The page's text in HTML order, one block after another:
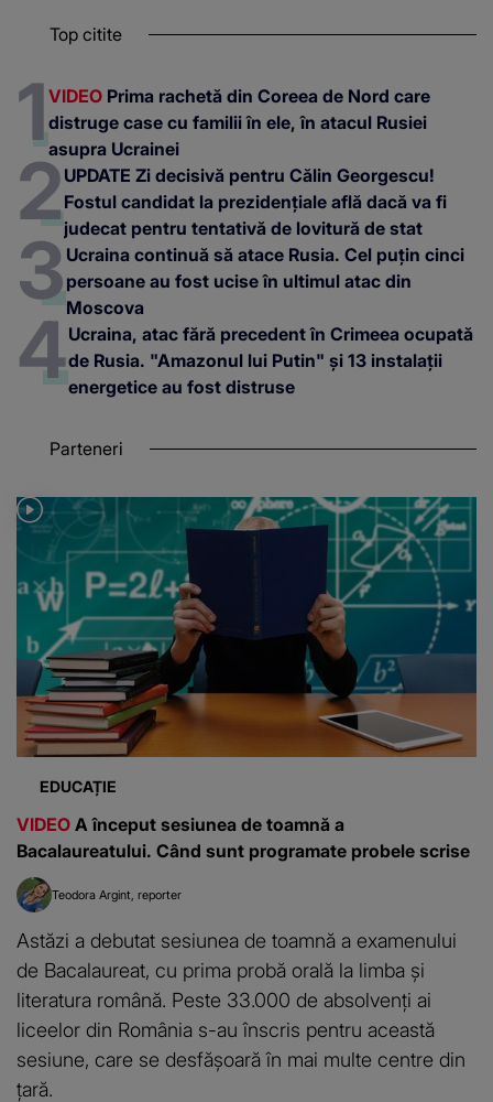
Top citite
VIDEO Prima rachetă din Coreea de Nord care
distruge case cu familii în ele, în atacul Rusiei
asupra Ucrainei
UPDATE Zi decisivă pentru Călin Georgescu!
Fostul candidat la prezidențiale află dacă va fi
judecat pentru tentativă de lovitură de stat
Ucraina continuă să atace Rusia. Cel puțin cinci
persoane au fost ucise în ultimul atac din
Moscova
Ucraina, atac fără precedent în Crimeea ocupată
de Rusia. "Amazonul lui Putin" și 13 instalații
energetice au fost distruse
Parteneri
EDUCAȚIE
VIDEO A început sesiunea de toamnă a
Bacalaureatului. Când sunt programate probele scrise
Teodora Argint reporter
Astăzi a debutat sesiunea de toamnă a examenului
de Bacalaureat, cu prima probă orală la limba și
literatura română. Peste 33.000 de absolvenți ai
liceelor din România s-au înscris pentru această
sesiune, care se desfășoară în mai multe centre din
țară.